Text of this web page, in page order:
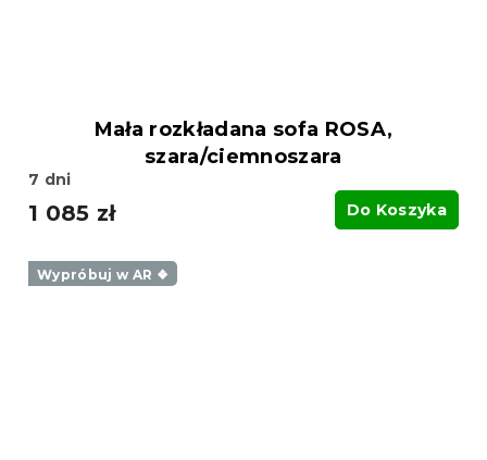
Mała rozkładana sofa ROSA,
szara/ciemnoszara
7 dni
1 085 zł Do Koszyka
Wypróbuj w AR ❖